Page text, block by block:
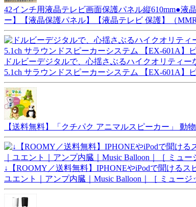
42インチ用液晶テレビ画面保護パネル縦610mm●液
ー】【液晶保護パネル】【液晶テレビ 保護】（
ドルビーデジタルで、心揺さぶるハイクオリティ
5.1ch サラウンドスピーカーシステム 【EX-601A】
【送料無料】「クチパク アニマルスピーカー」 動
↓【ROOMY／送料無料】IPHONEやiPodで聞けるス
ユエント｜アンプ内臓｜Music Balloon｜［ ミュージ